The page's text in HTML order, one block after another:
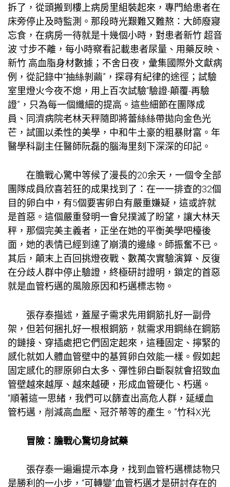
拆了，從頭搬到樓上病房里組裝起來，專門給患者在
床旁停止及時監測。那段時光艱難又難熬：大師廢寢
忘食，在病房一待就是十幾個小時，對患者新竹 超音
波 寸步不離，每小時察看記載患者尿量、用藥反映、
新竹 高血脂身材數據；不舍日夜，彙集國際外文獻病
例，從記錄中“抽絲剝繭”，探尋有紀律的途徑；試驗
室里燈火今夜不熄，用上百次試驗“驗證-顛覆-再驗
證”，只為每一個纖細的提高。這些細節在團隊成
員、同濟病院老林天秤隨即將蕾絲絲帶拋向金色光
芒，試圖以柔性的美學，中和牛土豪的粗暴財富。年
醫學科副主任醫師阮磊的腦海里刻下深深的印記。
在膽戰心驚中等候了漫長的20余天，一個令全部
團隊成員欣喜若狂的成果找到了：在一一排查的32個
目的卵白中，有5個要害卵白有嚴重嫌疑，這或許就
是首惡。這個嚴重發明一會兒撲滅了盼望，讓大林天
秤，那個完美主義者，正坐在她的平衡美學吧檯後
面，她的表情已經到達了崩潰的邊緣。師振奮不已。
其后，顛末上百回挑燈夜戰、數萬次實驗演算、反復
在分歧人群中停止驗證，終極研討證明，鎖定的首惡
就是血管朽邁的風險原因和朽邁標志物。
張存泰描述，蓋屋子需求先用鋼筋扎好一副骨
架，但若何捆扎好一根根鋼筋，就需求用鋼絲在鋼筋
的鏈接、穿插處把它們固定起來，這種固定、擰緊的
感化就如人體血管壁中的基質卵白效能一樣。假如起
固定感化的膠原卵白太多、彈性卵白斷裂就會招致血
管壁越來越厚、越來越硬，形成血管硬化、朽邁。
“順著這一思緒，我們可以篩查出高危人群，延緩血
管朽邁，削減高血壓、冠芥蒂等的產生。”竹科X光
冒險：膽戰心驚切身試藥
張存泰一遍遍提示本身，找到血管朽邁標誌物只
是勝利的一小步，“可轉變”血管朽邁才是研討存在的